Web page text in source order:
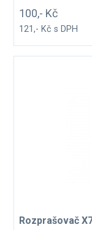
100,- Kč
121,- Kč s DPH
Rozprašovač